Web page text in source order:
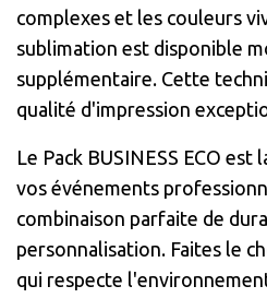
complexes et les couleurs
sublimation est disponible
supplémentaire. Cette
qualité d'impression
Le Pack BUSINESS ECO
vos événements
combinaison parfaite de
personnalisation. Faites le
qui respecte